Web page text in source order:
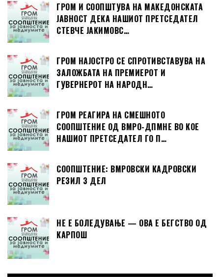
ГРОМ И СООПШТУВА НА МАКЕДОНСКАТА
ЈАВНОСТ ДЕКА НАШИОТ ПРЕТСЕДАТЕЛ
СТЕВЧЕ ЈАКИМОВС…
ГРОМ НАЈОСТРО СЕ СПРОТИВСТАВУВА НА
ЗАЛОЖБАТА НА ПРЕМИЕРОТ И
ГУВЕРНЕРОТ НА НАРОДН…
ГРОМ РЕАГИРА НА СМЕШНОТО
СООПШТЕНИЕ ОД ВМРО-ДПМНЕ ВО КОЕ
НАШИОТ ПРЕТСЕДАТЕЛ ГО П…
СООПШТЕНИЕ: ВМРОВСКИ КАДРОВСКИ
РЕЗИЛ 3 ДЕЛ
НЕ Е БОЛЕДУВАЊЕ — ОВА Е БЕГСТВО ОД
КАРПОШ